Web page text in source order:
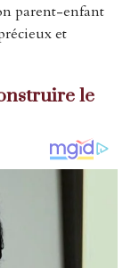
parent-enfant
et
le